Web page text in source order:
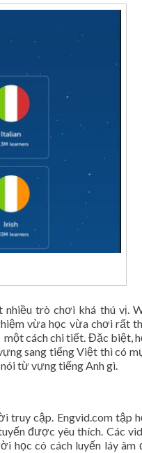
trò chơi khá thú vị.
vừa học vừa chơi rất
cách chi tiết. Đặc biệt,
sang tiếng Việt thì có
từ vựng tiếng Anh gì.
truy cập. Engvid.com tập
được yêu thích. Các
học có cách luyến láy âm